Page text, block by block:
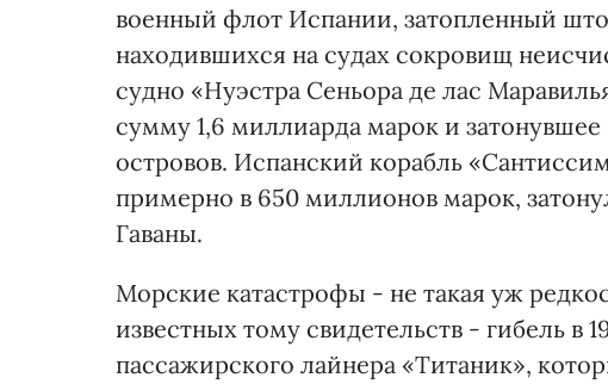
военный флот Испании, затопленный
находившихся на судах сокровищ
судно «Нуэстра Сеньора де лас
сумму 1,6 миллиарда марок и затонувшее
островов. Испанский корабль
примерно в 650 миллионов марок,
Гаваны.
Морские катастрофы - не такая уж
известных тому свидетельств - гибель в
пассажирского лайнера «Титаник»,